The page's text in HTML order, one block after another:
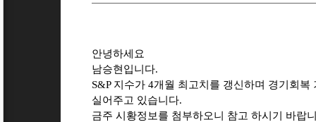
안녕하세요
남승현입니다.
S&P 지수가 4개월 최고치를 갱신하며 경기회복
실어주고 있습니다.
금주 시황정보를 첨부하오니 참고 하시기 바랍